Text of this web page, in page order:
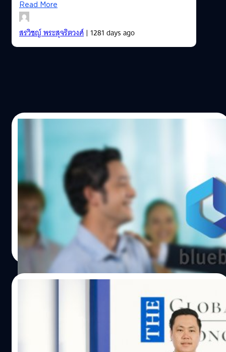
Read More
สรวิชญ์ พระสุจริตวงศ์| 1281 days ago
บลูบิค เปิดตัวโครงการร่วมลงทุนระหว่าง
นายจ้างและลูกจ้างในหุ้น BBIK มุ่งสร้างความ
รู้สึกเป็นเจ้าของร่วมกับพนักงาน
บลูบิค จัดหนักเปิดตัว “โครงการร่วมลงทุนระหว่างนายจ้าง
และลูกจ้าง หรือ Employee Joint Investment Program -
EJIP” มุ่งสร้างความรู้สึกการเป็นเจ้าของร่วมกันกับพนักงาน
ควบคู่กับการรักษาเสถียรภาพของราคาหุ้น ซึ่งโครงการ EJIP
นี้จะมีอายุ 3 ปี โดยเริ่มตั้งแต่วันที่ 1 กุมภาพันธ์ 2566 ถึง 31
มกราคม 2569
ทีมคอนเทนต์ BT | 1285 days ago
Read More
“BBIK คว้าสุดยอดรางวัลระดับโลกจากเวที
‘The Global Economics Awards 2022”
บริษัท บลูบิค กรุ๊ป จำกัด (มหาชน) หรือ BBIK บริษัทที่ปรึกษา